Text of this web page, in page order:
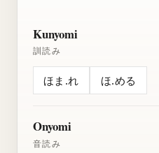
Kunyomi
訓読み
ほま.れ ほ.める
Onyomi
音読み